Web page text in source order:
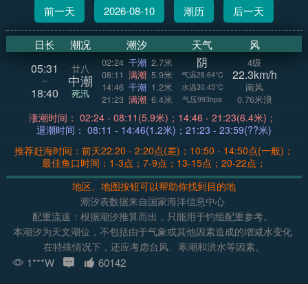
前一天 2026-08-10 潮历 后一天
日长 潮况 潮汐 天气 风
05:31
~
18:40
廿八
中潮
死汛
02:24 干潮 2.7米
08:11 满潮 5.9米
14:46 干潮 1.2米
21:23 满潮 6.4米
阴
气温28.64°C
水温30.45°C
气压993hpa
4级
22.3km/h
南风
0.76米浪
涨潮时间： 02:24 - 08:11(5.9米)；14:46 - 21:23(6.4米)；
退潮时间： 08:11 - 14:46(1.2米)；21:23 - 23:59(??米)
推荐赶海时间：前天22:20 - 2:20点(差)；10:50 - 14:50点(一般)；
最佳鱼口时间：1-3点；7-9点；13-15点；20-22点；
地区、地图按钮可以帮助你找到目的地
潮汐表数据来自国家海洋信息中心
配重流速：根据潮汐推算而出，只能用于钓组配重参考。
本潮汐为天文潮位，不包括由于气象或其他因素造成的增减水变化
在特殊情况下，还应考虑台风、寒潮和洪水等因素。
1***W 60142